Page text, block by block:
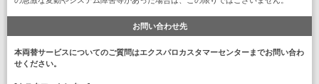
お問い合わせ先
本両替サービスについてのご質問はエクスパロカスタマーセンターまでお問い合わ
せください。